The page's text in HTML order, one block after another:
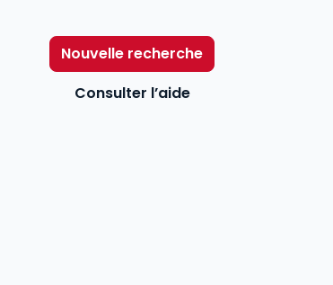
Nouvelle recherche
Consulter l’aide